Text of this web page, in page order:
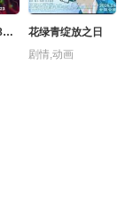
怪奇物语：1985故事集 第一季
花绿青绽放之日
剧情,动画